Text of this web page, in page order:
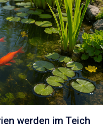
werden im Teich